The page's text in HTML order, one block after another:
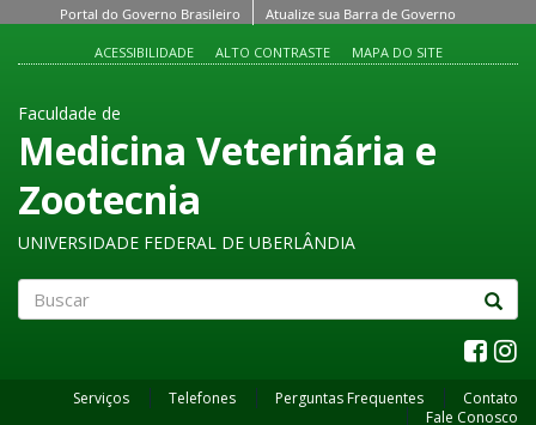
Portal do Governo Brasileiro Atualize sua Barra de Governo
ACESSIBILIDADE ALTO CONTRASTE MAPA DO SITE
Faculdade de
Medicina Veterinária e
Zootecnia
UNIVERSIDADE FEDERAL DE UBERLÂNDIA
Serviços Telefones Perguntas Frequentes
Contato
Fale Conosco